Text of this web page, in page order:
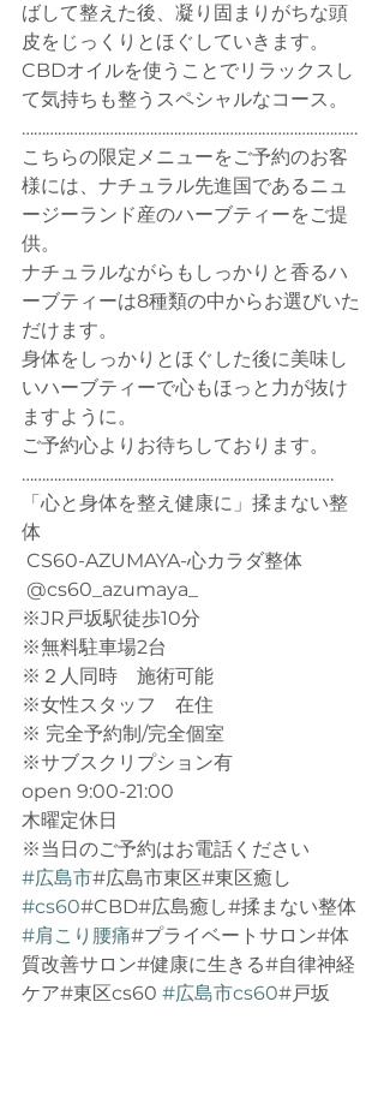
ばして整えた後、凝り固まりがちな頭
皮をじっくりとほぐしていきます。
CBDオイルを使うことでリラックスし
て気持ちも整うスペシャルなコース。
…………………………………………………………………………
こちらの限定メニューをご予約のお客
様には、ナチュラル先進国であるニュ
ージーランド産のハーブティーをご提
供。
ナチュラルながらもしっかりと香るハ
ーブティーは8種類の中からお選びいた
だけます。
身体をしっかりとほぐした後に美味し
いハーブティーで心もほっと力が抜け
ますように。
ご予約心よりお待ちしております。
……………………………………………………………………
「心と身体を整え健康に」揉まない整
体
CS60-AZUMAYA-心カラダ整体
@cs60_azumaya_
※JR戸坂駅徒歩10分
※無料駐車場2台
※２人同時　施術可能
※女性スタッフ　在住
※ 完全予約制/完全個室
※サブスクリプション有
open 9:00-21:00
木曜定休日
※当日のご予約はお電話ください
#広島市#広島市東区#東区癒し
#cs60#CBD#広島癒し#揉まない整体
#肩こり腰痛#プライベートサロン#体
質改善サロン#健康に生きる#自律神経
ケア#東区cs60 #広島市cs60#戸坂